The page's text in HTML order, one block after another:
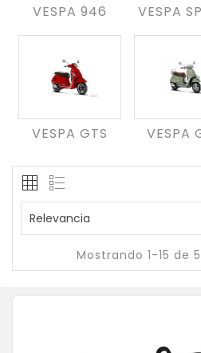
VESPA 946 VESPA
VESPA GTS VESPA
Relevancia
Mostrando 1-15 de